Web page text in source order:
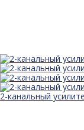
2-канальный